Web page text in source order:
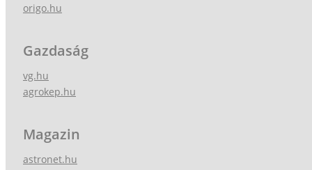
origo.hu
Gazdaság
vg.hu
agrokep.hu
Magazin
astronet.hu